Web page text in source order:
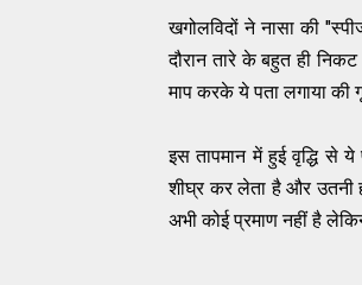
खगोलविदों ने नासा की "
दौरान तारे के बहुत ही निकट
माप करके ये पता लगाया की
इस तापमान में हुई वृद्धि से ये
शीघ्र कर लेता है और उतनी
अभी कोई प्रमाण नहीं है